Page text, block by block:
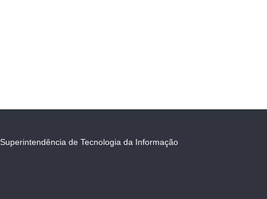
Superintendência de Tecnologia da Informação